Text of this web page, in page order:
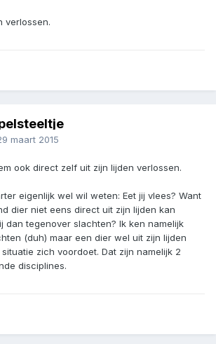
verlossen.
maart 2015
ook direct zelf uit zijn lijden verlossen.
eigenlijk wel wil weten: Eet jij vlees? Want
dier niet eens direct uit zijn lijden kan
dan tegenover slachten? Ik ken namelijk
(duh) maar een dier wel uit zijn lijden
zich voordoet. Dat zijn namelijk 2
disciplines.